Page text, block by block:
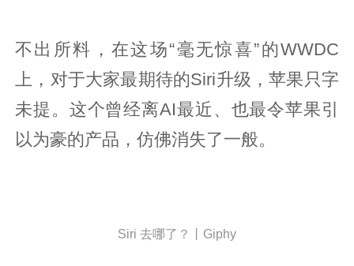
不出所料，在这场“毫无惊喜”的WWDC
上，对于大家最期待的Siri升级，苹果只字
未提。这个曾经离AI最近、也最令苹果引
以为豪的产品，仿佛消失了一般。
Siri 去哪了？丨Giphy